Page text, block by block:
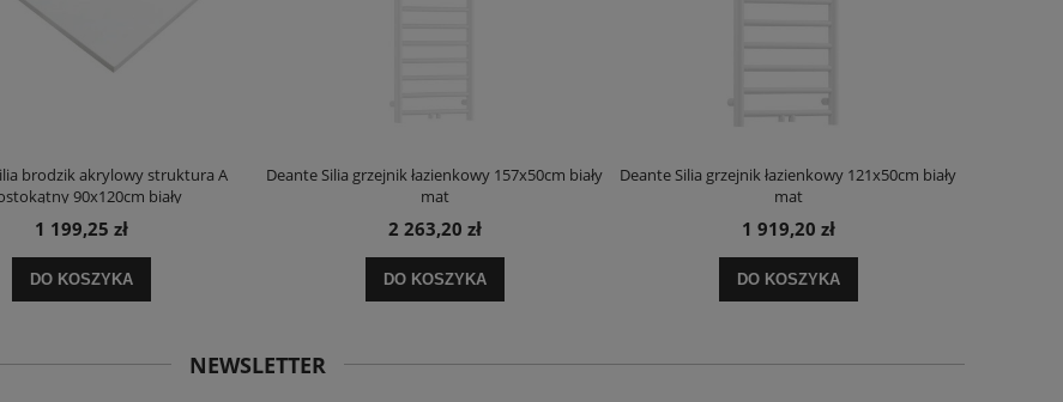
brodzik akrylowy struktura A
90x120cm biały
1 199,25 zł
DO KOSZYKA
Deante Silia grzejnik łazienkowy 157x50cm biały
mat
2 263,20 zł
DO KOSZYKA
Deante Silia grzejnik łazienkowy 121x50cm biały
mat
1 919,20 zł
DO KOSZYKA
NEWSLETTER